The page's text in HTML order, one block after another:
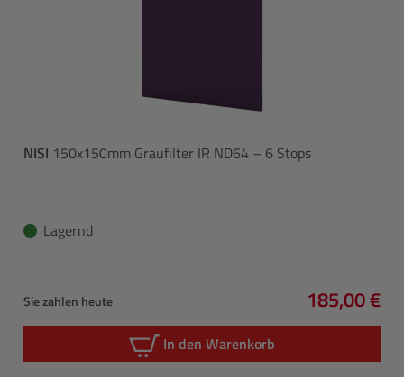
NISI 150x150mm Graufilter IR ND64 – 6 Stops
Lagernd
Sie zahlen heute
Regulärer
185,00 €
In den Warenkorb